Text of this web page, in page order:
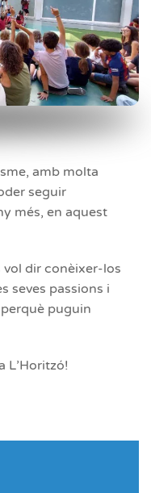
amb molta
seguir
més, en aquest
dir conèixer-los
seves passions i
puguin
L’Horitzó!